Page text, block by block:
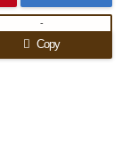
Copy
-